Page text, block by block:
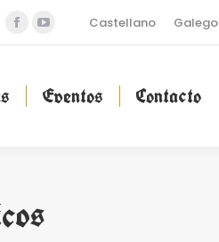
Facebook
in
YouTube
in
Castellano Galego
Eventos Contacto
Eventos Contacto